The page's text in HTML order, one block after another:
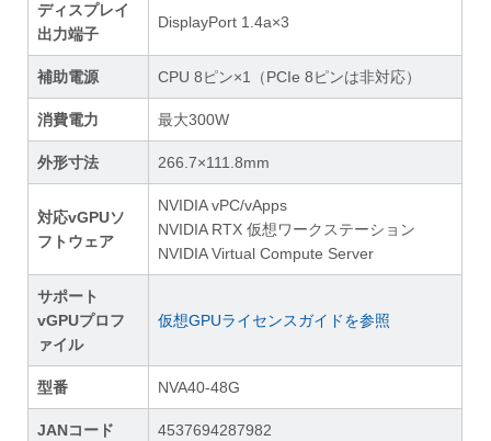
ディスプレイ
出力端子
DisplayPort 1.4a×3
補助電源 CPU 8ピン×1（PCIe 8ピンは非対応）
消費電力 最大300W
外形寸法 266.7×111.8mm
対応vGPUソ
フトウェア
NVIDIA vPC/vApps
NVIDIA RTX 仮想ワークステーション
NVIDIA Virtual Compute Server
サポート
vGPUプロフ
ァイル
仮想GPUライセンスガイドを参照
型番 NVA40-48G
JANコード 4537694287982